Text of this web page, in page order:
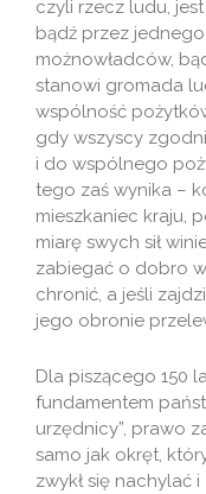
czyli rzecz ludu,
bądź przez
możnowładców,
stanowi gromada
wspólność
gdy wszyscy
i do wspólnego
tego zaś wynika –
mieszkaniec kraju,
miarę swych sił
zabiegać o dobro
chronić, a jeśli
jego obronie
Dla piszącego 150
fundamentem
urzędnicy”, prawo
samo jak okręt,
zwykł się nachylać